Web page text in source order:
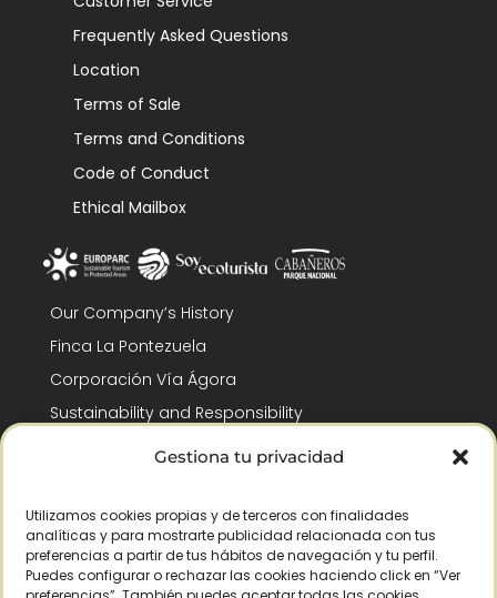
Gestiona tu privacidad
Utilizamos cookies propias y de terceros con finalidades
analíticas y para mostrarte publicidad relacionada con tus
preferencias a partir de tus hábitos de navegación y tu perfil.
Puedes configurar o rechazar las cookies haciendo click en “Ver
Frequently Asked Questions
Location
Terms of Sale
Terms and Conditions
Code of Conduct
Ethical Mailbox
Our Company’s History
Finca La Pontezuela
Corporación Vía Ágora
Sustainability and Responsibility
CSR and Fundación Gómez-Pintado
Recognitions